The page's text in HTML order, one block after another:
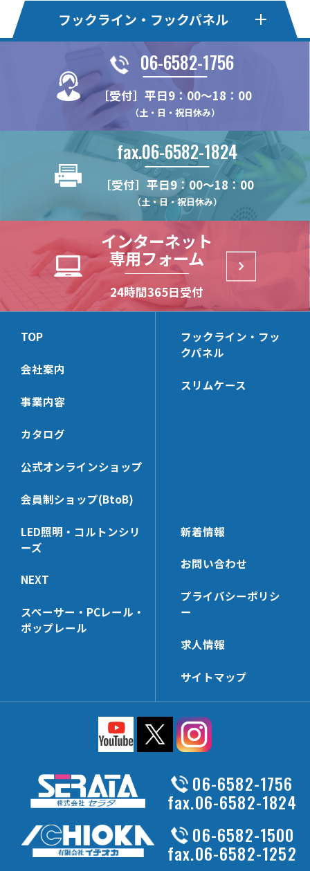
フックライン・フックパネル
フックライン
HL375FS
HL22KN
HL30M
フックライン・エコ
HLE20S
HLE22KSE
HLE22-4S
HLE22S
HLE22SR
HLオプションパーツ
HL-MBSK-N
HL-WHG30
FU-PCR
HL-CTHK【在庫限り】
HL-WHG20
HL-BKS30x100
HL-HK4S【在庫限り】
HL-FHK
HL-BKS35x68
HL-HK5
HL-PCHK
HL-BKS30x140
HL-UHK
HL-SWHK
HL-PS
HL-HK4
HL-HCHK
HL-SSHK-FU
フックパネル・Pタイプ
HP75P
HP100P
HP24P
HP375P
フックパネル・Bタイプ フックパネル・Sタイプ
HP100S
HP60S
HP75S
フックパネル・Fタイプ
HP-PUF
フックパネル・木製タイプ
WPN
WPN-LRAL
HPオプションパーツ
HP-HK4
HP-HCHK
HP-SSHK
HP-BKS25x65
HP-LHK
HP-PCHK
HP-SWHK
HP-BKS40x140
HP-CHK-N
HP-KBHK
HP-SWHK/L
HP-PP
HP-WHG25
HP-MBSK-N
HP-PT25x65N
HP-WHK
HP-SSHK-FU
ハイブリッドパネル
HB2-T
HB2-B
(リーズナブルモデル)
(リーズナブルモデル)
HB-T
HB-S
HB-B
06-6582-1756
［受付］平日9：00～18：00
（土・日・祝日休み）
fax.06-6582-1824
［受付］平日9：00～18：00
（土・日・祝日休み）
インターネット
専用フォーム
24時間365日受付
TOP
会社案内
事業内容
カタログ
公式オンラインショップ
会員制ショップ(BtoB)
フックライン・フッ
クパネル
スリムケース
LED照明・コルトンシリ
ーズ
NEXT
スペーサー・PCレール・
ポップレール
新着情報
お問い合わせ
プライバシーポリシ
ー
求人情報
サイトマップ
06-6582-1756
fax.06-6582-1824
06-6582-1500
fax.06-6582-1252